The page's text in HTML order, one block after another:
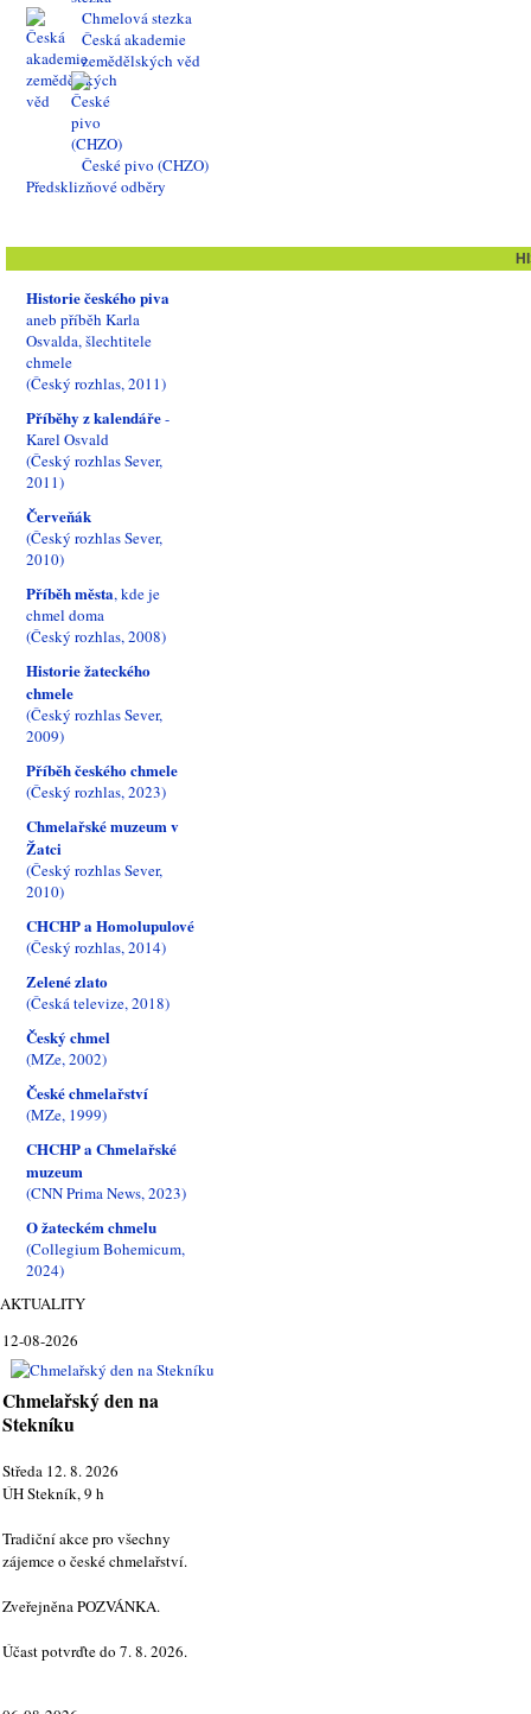
Chmelová stezka
Česká akademie
zemědělských věd
České pivo (CHZO)
Předsklizňové odběry
Historie českého piva
aneb příběh Karla
Osvalda, šlechtitele
chmele
(Český rozhlas, 2011)
Příběhy z kalendáře-
Karel Osvald
(Český rozhlas Sever,
2011)
Červeňák
(Český rozhlas Sever,
2010)
Příběh města, kde je
chmel doma
(Český rozhlas, 2008)
Historie žateckého
chmele
(Český rozhlas Sever,
2009)
Příběh českého chmele
(Český rozhlas, 2023)
Chmelařské muzeum v
Žatci
(Český rozhlas Sever,
2010)
CHCHP a Homolupulové
(Český rozhlas, 2014)
Zelené zlato
(Česká televize, 2018)
Český chmel
(MZe, 2002)
České chmelařství
(MZe, 1999)
CHCHP a Chmelařské
muzeum
(CNN Prima News, 2023)
O žateckém chmelu
(Collegium Bohemicum,
2024)
AKTUALITY
12-08-2026
Chmelařský den na
Stekníku
Středa 12. 8. 2026
ÚH Stekník, 9 h
Tradiční akce pro všechny
zájemce o české chmelařství.
Zveřejněna POZVÁNKA.
Účast potvrďte do 7. 8. 2026.